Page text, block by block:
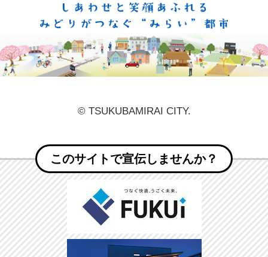
© TSUKUBAMIRAI CITY.
このサイトで宣伝しませんか？